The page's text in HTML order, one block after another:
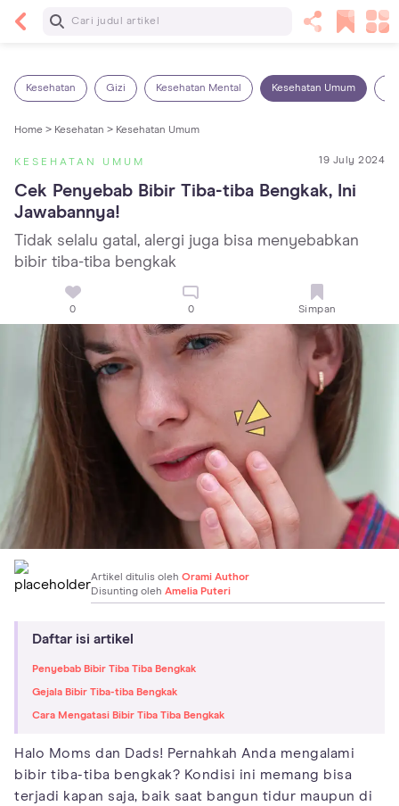
Baca Selanjutnya
Kesehatan Gizi Kesehatan Mental Kesehatan Umum
Home > Kesehatan > Kesehatan Umum
KESEHATAN UMUM 19 July 2024
Cek Penyebab Bibir Tiba-tiba Bengkak, Ini
Jawabannya!
Tidak selalu gatal, alergi juga bisa menyebabkan
bibir tiba-tiba bengkak
0 0 Simpan
Artikel ditulis oleh Orami Author
Disunting oleh Amelia Puteri
Daftar isi artikel
Penyebab Bibir Tiba Tiba Bengkak
Gejala Bibir Tiba-tiba Bengkak
Cara Mengatasi Bibir Tiba Tiba Bengkak
Halo Moms dan Dads! Pernahkah Anda mengalami
bibir tiba-tiba bengkak? Kondisi ini memang bisa
terjadi kapan saja, baik saat bangun tidur maupun di